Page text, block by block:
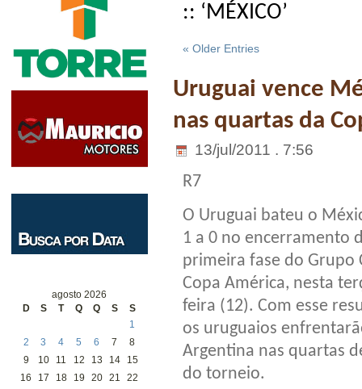
agosto 2026
D
S T Q Q S S
1
2
3 4 5 6 7
8
9
10 11 12 13 14
15
16
17 18 19 20 21
22
:: ‘MÉXICO’
« Older Entries
Uruguai vence
nas quartas da
13/jul/2011 . 7:56
R7
O Uruguai bateu o
1 a 0 no encerramento
primeira fase do Grupo
Copa América, nesta
feira (12). Com esse
os uruguaios
Argentina nas quartas
do torneio.